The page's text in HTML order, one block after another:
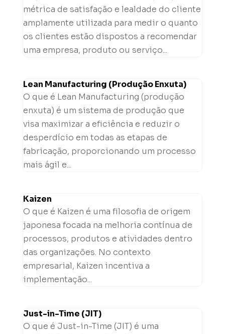
métrica de satisfação e lealdade do cliente
amplamente utilizada para medir o quanto
os clientes estão dispostos a recomendar
uma empresa, produto ou serviço...
Lean Manufacturing (Produção Enxuta)
O que é Lean Manufacturing (produção
enxuta) é um sistema de produção que
visa maximizar a eficiência e reduzir o
desperdício em todas as etapas de
fabricação, proporcionando um processo
mais ágil e...
Kaizen
O que é Kaizen é uma filosofia de origem
japonesa focada na melhoria contínua de
processos, produtos e atividades dentro
das organizações. No contexto
empresarial, Kaizen incentiva a
implementação...
Just-in-Time (JIT)
O que é Just-in-Time (JIT) é uma